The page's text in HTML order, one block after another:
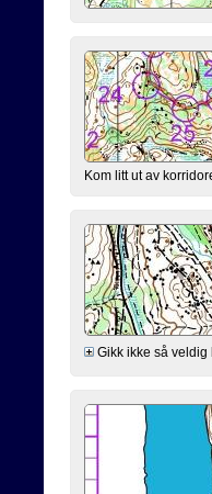
Kom litt ut av
Gikk ikke så veldig